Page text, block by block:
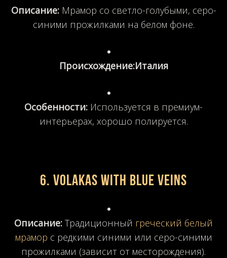
Описание:Мрамор со светло-голубыми, серо-
синими прожилками на белом фоне.
Происхождение:Италия
Особенности: Используется в премиум-
интерьерах, хорошо полируется.
6. Volakas with Blue Veins
Описание: Традиционный греческий белый
мрамор с редкими синими или серо-синими
прожилками (зависит от месторождения).